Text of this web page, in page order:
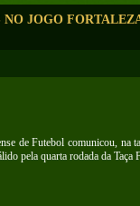
JOGO
de Futebol comunicou, na
pela quarta rodada da Taça